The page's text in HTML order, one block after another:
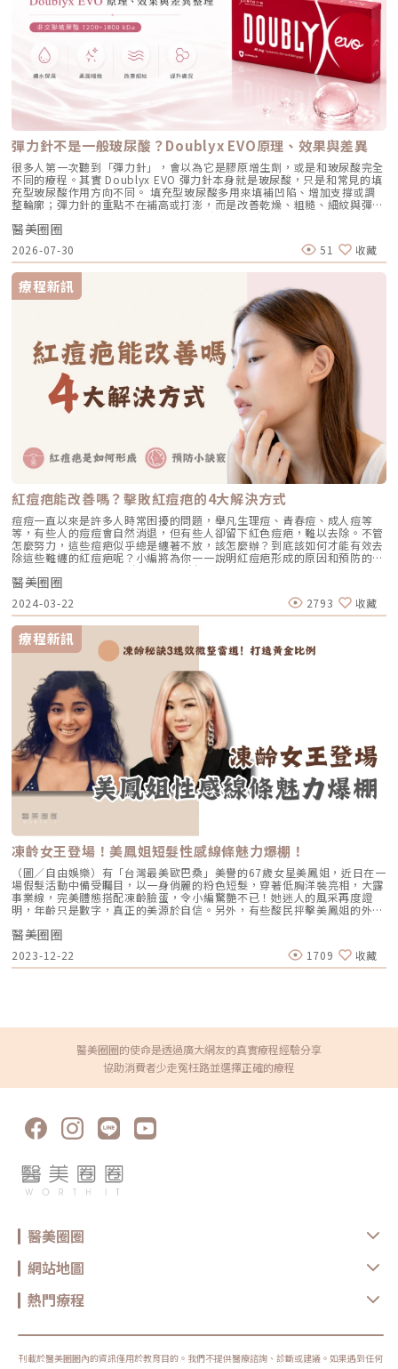
痕、康復期、以及適用條件而有所不同。一般而言，醫師會評估手術方式主
要考量到每個人的胸部型態、大小、下垂程度以及皮膚鬆緊度等因素。乳暈
微創平胸手術會在乳暈部位進行約3至4公分的切割，並移除乳腺組織。由於
此手術方式不能對贅皮或是有乳暈過大的情況處理，因此僅適用於A到B罩
杯以下、無下垂、且皮膚彈性好的胸型。儘管手術後的疤痕較為隱蔽，但需
留意該手術對患者胸型的要求相對也較高。乳暈環切平胸手術在乳暈外部以
環狀切割，並取出乳房和乳腺，同時能移除過多的皮膚並讓乳暈縮小。這項
手術適合那些需要縮小罩杯大小但沒有嚴重下垂問題的患者。術後的疤痕會
隱藏在乳暈周邊，降低疤痕的可見性，對大部分患者而言，是一種較為理想
的方式。需要留意的是，如果胸型有嚴重下垂的情況，則不建議採用此手術
方式。一字型平胸手術適用於需要完全切除乳房、乳腺和過多的皮膚，尤其
像胸部豐滿、下垂嚴重的較適合。一字型切割有利於醫師針對乳房的全面雕
塑和切除，讓術後胸部外觀能調整較為平坦。這項手術會讓胸下有明顯疤痕
的風險。在手術過程中，乳頭和乳暈需要完整的割除和移植，可能會導致乳
暈乳頭壞死，同時也可能會發生乳頭神經受損、感受度下降等。平胸手術與
縮胸手術的差異大多人會將平胸手術和縮胸手術混淆，然而這兩項手術在執
行方式和目的都有相當大的差異。平胸手術通常會移除雙側乳房組織，割除
乳腺和脂肪，同時調整乳頭乳暈的位置並適度縮小。平胸手術逐漸演變為胸
部塑形的手術，不僅要實現胸部平坦的效果，更要打造接近男性胸膛的外
觀。適用族群包括希望完全去除乳腺組織、大幅減重而導致胸型下垂的人、
以及嚴重的男性女乳症患者，而縮胸手術則針對希望降低罩杯尺寸的女性。
平胸手術的費用？平胸手術的花費一般落在20至30萬左右，主要會根據每
個人的胸部大小、形狀和皮膚彈性而有所差異，因此適用的手術方式、手術
費用也會不同。此外，還需考慮到術後需要穿著束身衣，各診所的價格也會
不同。如果想要瞭解詳盡的手術費用，建議親自前往診所進行諮詢和評估。
平胸手術的恢復期？通常術後3天基本上可正常生活，並且能返回工作崗
位。由於術後會有引流管，因此術後的第一週應避免提重物和參與激烈運
動。尤其對於需要搬重物或從事勞動的工作者，建議安排8至14天左右的休
息時間，能確保恢復狀況良好。平胸手術後是否需要繼續使用束胸？在手術
後1個月內，建議全天候穿著束胸，透過束胸的適度壓迫，有利於傷口恢復
和塑形，同時也能有效防止持續出血的情況。術後第2個月，可以根據醫師
的建議調整穿戴束胸的時間。延伸閱讀：不可不知的小叮嚀！平胸手術後遺
症和併發症★溫馨提醒★小編要提醒大家，醫療並非單純的商業交易，所有
的療程都伴隨著風險。因此，作為消費者應該謹慎選擇合適的醫療方案，以
彈力針不是一般玻尿酸？Doublyx EVO原理、效果與差異
很多人第一次聽到「彈力針」，會以為它是膠原增生劑，或是和玻尿酸完全
不同的療程。其實 Doublyx EVO 彈力針本身就是玻尿酸，只是和常見的填
充型玻尿酸作用方向不同。 填充型玻尿酸多用來填補凹陷、增加支撐或調
整輪廓；彈力針的重點不在補高或打澎，而是改善乾燥、粗糙、細紋與彈性
狀態。 究竟彈力針適合哪些問題？和填充型玻尿酸、再生療程又差在哪？
先把這些差異弄清楚，選擇療程時才不容易混淆。先別急著問彈力針有沒有
效，先釐清想改善的問題同樣是老化，原因可能完全不同。有些人是乾燥、
粗糙與細紋；有些人是臉部凹陷；也有人是嘴邊肉變明顯、下顎線模糊。問
題發生的層次不同，適合的療程也不一樣。1. 乾燥、粗糙與缺乏光澤如果在
意的是皮膚乾燥、摸起來不夠細緻，或整體光澤感下降，問題通常較偏向膚
況本身。Doublyx EVO 採用非交聯玻尿酸，著重補充水分、改善粗糙與細
紋，讓皮膚看起來較柔潤細緻，可由醫師依實際膚況評估。2. 淺層細紋與彈
性下降臉部與頸部細紋，可能和缺水、紫外線曝曬、皮膚彈性下降及年齡變
化有關。Doublyx EVO 可用於矯正臉部與頸部老化及皮膚凹陷。這裡的
「皮膚凹陷」，不等同於太陽穴或臉頰缺乏體積，實際適用範圍仍需由醫師
依膚況判斷。若紋路主要由表情肌牽動，例如抬頭紋、魚尾紋或皺眉紋，處
理方向會不同；較深的紋路，也可能同時牽涉支撐不足或皮膚鬆弛。3. 明顯
凹陷與輪廓支撐不足太陽穴、臉頰凹陷或下巴比例不足，通常需要的是局部
體積與支撐。Doublyx EVO 不以填補明顯凹陷為主要用途，這類問題通常
較適合評估交聯型填充玻尿酸或其他支撐型療程。4. 嘴邊肉、下垂與下顎線
模糊嘴邊肉變明顯、輪廓線不再俐落，可能和皮膚鬆弛、脂肪位移、筋膜支
撐改變或骨架條件有關。彈力針可以改善皮膚的柔潤與細緻感，但無法直接
把下垂組織往上拉，也不能取代電波、音波、埋線或其他輪廓療程。不靠打
澎，彈力針怎麼改善膚況？Doublyx EVO 彈力針採用約 1200～1800 kDa
的非交聯玻尿酸，重點不是填補凹陷或增加體積，而是改善乾燥、粗糙、細
紋與皮膚老化狀態。彈力針的特色不只增加皮膚含水量，其中的非交聯玻尿
酸也會與皮膚細胞表面的 CD44 受體互動。CD44 可以把它想像成皮膚細胞
原本就有的「接收器」；當它接收到玻尿酸傳遞的訊號後，會參與皮膚修
復、組織穩定及細胞外基質維持相關的生理反應，幫助皮膚維持較穩定的內
部環境，進而改善粗糙、細紋與彈性下降等老化膚況。實際效果仍會受到年
齡、膚況、劑量、注射層次與療程安排影響，不能直接理解成一定能大量增
生膠原或明顯拉提。交聯與非交聯玻尿酸差在哪？玻尿酸本身具有吸水與補
水能力，經過不同製程後，會呈現不同的支撐力、分布方式與療程定位。
比較項目 交聯型玻尿酸 非交聯玻尿酸 結構特性 玻尿酸分子鏈經過交聯 形
成較穩定的凝膠結構 未形成緊密的交聯凝膠網狀結構 主要特性 凝聚力與支
撐力較明顯 較容易分布，著重補水與保濕 主要用途 填補凹陷、增加局部體
積、修飾輪廓 改善乾燥、粗糙、細紋與膚質狀態 常見部位 下巴、鼻部、額
頭、臉頰 及其他需要支撐的部位 臉部、頸部等需要改善乾燥、 粗糙與細紋
的部位 體積變化 可依劑型與劑量增加局部體積 通常不增加明顯體積為主要
目的 適合需求 凹陷、比例調整、輪廓支撐 保濕、光澤、細緻度與彈性 代表
陷與輪廓，還是乾燥、細紋與膚況。彈力針、逆時針與喬雅露差在哪？近年
醫美不只談填補，也愈來愈重視膚質改善、生物重塑與膠原刺激。Doublyx
EVO 彈力針、逆時針與喬雅露雖然常被放在一起比較，但三者的成分、作
用方式與適合需求並不相同。 想改善什麼？ 彈力針 逆時針 喬雅露 皮膚乾
燥、摸起來粗粗的 著重補水、粗糙與細紋 兼顧保濕、彈性與緊緻度 不是以
單純補水為主 臉部小細紋 適合乾燥、老化形成的細紋 適合彈性下降 輕度鬆
弛的細紋 適合膠原流失的細紋 頸紋 偏向頸部乾紋、細紋與粗糙 偏向頸部細
紋、 彈性下降與皮膚鬆弛 偏向較明顯、 帶有凹陷感的紋路 毛孔與痘疤凹洞
毛孔適用，痘疤凹洞 不是主要改善方向 可改善毛孔與輕微凹陷 小分子劑型
較常用於毛孔、 痘疤凹陷與膚質改善 臉頰或太陽穴明顯凹陷 不以填補明顯
凹陷為主要用途 不以填補明顯凹陷為主 可依劑型評估，大分子劑型 可用於
凹陷填補與支撐 嘴邊肉、鬆弛與下垂 不是主要改善方向 不適合當主要拉提
療程 大分子劑型可依醫師評估， 用於支撐與輪廓改善 喬雅露有兩種劑型，
分別著重淺層膚質改善與深層凹陷填補，實際用途仍需依劑型與醫師評估判
斷。彈力針要打幾次？可以維持多久？Doublyx EVO 彈力針通常先安排 2
次療程，每次間隔約 2～4 週；依膚況與改善需求，也可能規劃至 4 次。療
程效果平均約可維持四個月，但不是打一次就固定維持四個月，也不是次數
越多效果越好。實際次數與維持時間，會受到年齡、膚況、注射層次與劑
量、個人代謝及生活習慣影響。仍應由醫師依改善需求安排，不必為了追求
更快、更久而盲目增加施打次數。彈力針有哪些副作用與風險？Doublyx
EVO 屬於注射型醫療器材，注射後可能出現紅腫、疼痛、壓痛、瘀青、搔
癢、局部不平整或短暫硬塊，多數為暫時性的局部反應。少數情況也可能發
生感染、過敏、結節、血管阻塞或組織損傷。血管阻塞雖然少見，卻可能造
成嚴重後果。臉部血管分布複雜，因此應由熟悉臉部解剖、注射層次與緊急
感染、發炎或傷口 ·懷孕或哺乳期間 ·有免疫、凝血或異常疤痕相關問題
針常見問題Q1：彈力針適合敏感肌嗎？敏感肌不代表不能施打，但若正處
於泛紅、發炎、感染或皮膚狀況不穩定的階段，需要先由醫師評估，不建議
急著進行注射療程。Q2：彈力針和水光針一樣嗎？不完全一樣。「水光
針」常被用來將保濕或保養成分注入皮膚的療程方式；彈力針則是特定的非
次與劑量，都應在療程前確認清楚。Q3：彈力針可以打頸部嗎？Doublyx
EVO 的適應症包含臉部與頸部老化及皮膚凹陷，可由醫師依頸部乾燥、粗
療程。Q4：彈力針適合年輕人嗎？是否適合不能只看年齡。若已有乾燥、
粗糙、細紋或膚況下降，可由醫師評估；若皮膚狀態穩定，也不一定需要施
打。Q5：彈力針可以和雷射、電音波一起做嗎？可以由醫師評估搭配，但
療程順序與間隔會受到膚況、注射範圍及其他療程強度影響，不建議自行決
適不適合你，不能只看它現在有多熱門，也不能只憑「彈力針」三個字想像
效果。真正該注意的是，這項療程是否符合自身需求、可能帶來哪些變化，
如在療程前把每個問題問明白。接受療程前，也要確認產品來源、台灣核准
資訊與醫師規劃。知道自己為什麼選擇，才不會只是跟著熱門療程走。★溫
風險。因此，作為消費者應該謹慎選擇合適的醫療方案，以確保安全與健
康。
醫美圈圈
2026-07-30 51 收藏
療程新訊
紅痘疤能改善嗎？擊敗紅痘疤的4大解決方式
痘痘一直以來是許多人時常困擾的問題，舉凡生理痘、青春痘、成人痘等
等，有些人的痘痘會自然消退，但有些人卻留下紅色痘疤，難以去除。不管
怎麼努力，這些痘疤似乎總是纏著不放，該怎麼辦？到底該如何才能有效去
除這些難纏的紅痘疤呢？小編將為你一一說明紅痘疤形成的原因和預防的小
訣竅，並分享紅痘疤4大解決方式，幫助你擺脫煩人的痘疤問題。紅痘疤是
如何形成？痘痘發炎嚴重時，會發生微血管擴張、局部水腫，變成淡紅色、
輕微腫脹的痘疤。但之後會因為時間的關係，發炎狀況會逐漸減輕，微血管
也會恢復正常，而紅色痘疤通常會漸漸消退。若時間久了紅痘疤仍未消失，
有可能因當初痘痘發炎情況較為嚴重，或者是體質的關係，發炎時引起的血
管組織沒有完全恢復。此外，黑色素沈澱在皮膚表面也可能造成痘疤呈現暗
紅色。預防出現紅痘疤的小訣竅以下是3種預防紅痘疤形成的小訣竅： 控制
痘痘發炎：紅痘疤形成主要是因為痘痘發炎太嚴重，所以當臉上長痘痘時，
應及早使用醫生開的藥物或藥膏來控制痘痘發炎，可以降低紅痘疤出現的機
率。 做好防曬措施：臉上有痘痘時，要多加注意防曬，外出活動時記得塗
抹防曬霜或用物理性防曬的方式，才能防止黑色素沈澱，減少紅痘疤的產
生。 避免擠痘痘：除了可能造成傷痕外，擠痘痘還容易引起細菌感染，導
致更嚴重的發炎反應，進而造成臉上永久性的痘疤，所以要避免擠痘痘，讓
痘痘自然痊癒。紅痘疤的解決方法有哪些療程？要有效改善紅痘疤，最好的
方法之一就是盡早採取行動，最常見的改善方式是雷射療程，有許多種雷射
療程可用於改善紅痘疤。 皮秒雷射皮秒雷射通常用來處理雀斑、曬斑、肝
斑，對於輕微凹陷型的痘疤也有不錯的效果。但你可能會好奇，因為皮秒雷
射的目標應該是黑色素，不是紅血球，那麼為什麼它會對紅痘疤有效呢？雖
然還沒有實驗證明有真正作用機制，但一般認為皮秒雷射能夠改善受損的真
皮組織，修復並且變得更健康，進而改善紅色痘疤的狀況。 M22彩衝光結
合了530-650 / 900-1200nm寬光譜和雙波長，可針對皮膚淺層和深層血管
進行處理。透過作用於血液中的含氧血紅素，吸收光能後使血管凝結和收
縮，最終恢復正常狀態。與傳統脈衝光相比，M22彩衝光能夠提供更均勻且
穩定的能量分佈，解決了疼痛和燙傷的問題。此外，還可以根據不同的需求
調整至7種不同範圍的波段，因此能夠應對各種肌膚問題。 櫻花染料雷射 如
果紅痘疤情況較為嚴重，建議可以接受櫻花染料雷射。這項療程使用
595nm光源，能將光能轉變為熱能，促進微血管增生，有助於改善各種問
題，如血管病變、青春痘、疤痕、淺斑、曬斑和雀斑等。此外，脈衝技術可
以讓血管受熱更加均勻，再加上專利的冷卻系統，能有效減少瘀青的風險，
因此是非常安全的雷射方式。 飛梭雷射飛梭雷射和皮秒雷射的原理相似，
都是透過修復受損的真皮層組織，使皮膚感覺到已經修復，進而促使血管收
縮，並間接改善紅色痘疤。紅色痘疤其實是一個正在發炎的過程，所以需要
積極處理，才能避免它進一步發展成凹疤。由於改善紅疤的成本相對較低，
全與健康。
醫美圈圈
2024-03-22 2793 收藏
療程新訊
凍齡女王登場！美鳳姐短髮性感線條魅力爆棚！
（圖／自由娛樂）有「台灣最美歐巴桑」美譽的67歲女星美鳳姐，近日在一
場假髮活動中備受矚目，以一身俏麗的粉色短髮，穿著低胸洋裝亮相，大露
事業線，完美體態搭配凍齡臉蛋，令小編驚艷不已！她迷人的風采再度證
明，年齡只是數字，真正的美源於自信。另外，有些酸民抨擊美鳳姐的外貌
純粹仰賴醫美。現今醫美雖然普及，若缺乏保養維持，要達到如此完美的體
態實屬困難。凍齡之道也絕非單靠醫美！更需要結合全方位的保養和努力，
透過對保養下苦功，才能展現出內外兼修的美麗，本篇就來解析，維持凍齡
的秘訣吧！凍齡秘訣1鳳凰電波｜與時光逆行美鳳姐曾坦言透過醫美電波維
持皮膚的緊緻度，使她在67歲時仍展現年輕的外貌。究竟，鳳凰電波到底有
臉部能接受的能量強度為3.5至5.5。脖子皮膚較薄，接受的強度範圍約2.5
至4.0。若超過5.5的能量將引發痛感，僅有1%的患者能夠接受超過7.0的強
選擇「疊加法」，適當能量的交叉覆蓋，精準集中在拉提點，以提升療程效
果。同時，隨時與醫師溝通感受，讓醫師調整適合的強度，以確保療程舒適
與安全性。 （圖／TVBS新聞）副作用多數人療程後，通常能正常生活，並
麻醉，能有效減少相關風險。適用族群如果改善輕度細紋或肌膚鬆弛的人，
皆適合接受鳳凰電波療程。術後保養療程後第一週，肌膚需加強保濕、舒
緩，不可使用含酒精、香料或酸類的護保養產品，以降低對肌膚的刺激。同
時，務必加強做好防曬措施。凍齡秘訣2拉皮手術的選擇有部分網友認為，
長，皮膚會流失許多膠原蛋白，造成皮膚鬆弛、下垂，可能透過拉皮手術，
才能完美鞏固不老神話的地位。接下來跟著小編來介紹拉皮手術的特色。拉
調整鬆弛，讓皮膚更緊緻。可區分為傳統拉皮手術和HD微創內視鏡拉皮手
鏡拉皮手術 適合族群 皮膚嚴重鬆弛者 40至60歲熟齡者 療程材料 縫線／骨
醫美圈圈
2023-12-22 1709 收藏
醫美圈圈的使命是透過廣大網友的真實療程經驗分享
協助消費者少走冤枉路並選擇正確的療程
醫美圈圈
網站地圖
熱門療程
刊載於醫美圈圈內的資訊僅用於教育目的。我們不提供醫療諮詢、診斷或建議。如果遇到任何